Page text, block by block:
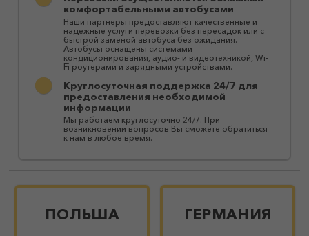
комфортабельными автобусами
Наши партнеры предоставляют качественные и
надежные услуги перевозки без пересадок или с
быстрой заменой автобуса без ожидания.
Автобусы оснащены системами
кондиционирования, аудио- и видеотехникой, Wi-
Fi роутерами и зарядными устройствами.
Круглосуточная поддержка 24/7 для
предоставления необходимой
информации
Мы работаем круглосуточно 24/7. При
возникновении вопросов Вы сможете обратиться
к нам в любое время.
ПОЛЬША ГЕРМАНИЯ